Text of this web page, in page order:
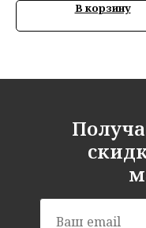
В корзину